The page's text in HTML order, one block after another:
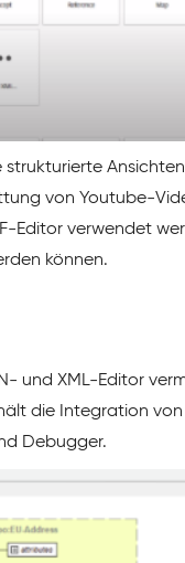
strukturierte
von Youtube-
Editor verwendet
können.
und XML-Editor
die Integration
Debugger.